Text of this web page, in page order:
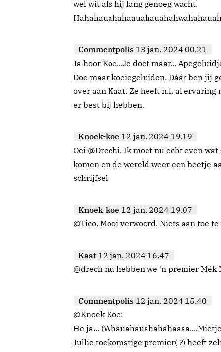
wel wit als hij lang genoeg wacht.
Commentpolis 13 jan. 2024 00.21
Ja hoor Koe...Je doet maar...
Doe maar koeiegeluiden. Dáár ben jij
over aan Kaat. Ze heeft n.l. al
er best bij hebben.
Knoek-koe 12 jan. 2024 19.19
Oei @Drechi. Ik moet nu echt even
komen en de wereld weer een beetje
schrijfsel
Knoek-koe 12 jan. 2024 19.07
@Tico. Mooi verwoord. Niets aan toe
Kaat 12 jan. 2024 16.47
@drech nu hebben we 'n premier Mék
Commentpolis 12 jan. 2024 15.40
@Knoek Koe:
He ja...
Jullie toekomstige premier( ?) heeft